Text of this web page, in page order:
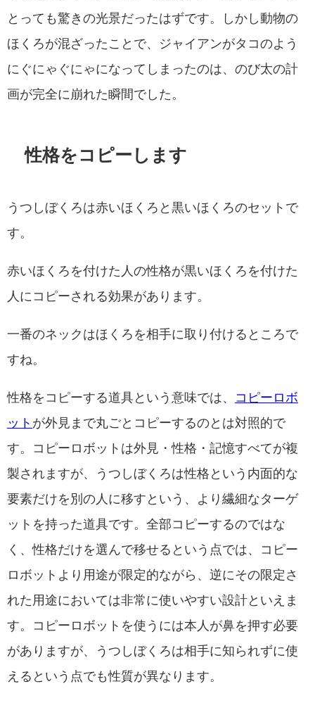
とっても驚きの光景だったはずです。しかし動物の
ほくろが混ざったことで、ジャイアンがタコのよう
にぐにゃぐにゃになってしまったのは、のび太の計
画が完全に崩れた瞬間でした。
性格をコピーします
うつしぼくろは赤いほくろと黒いほくろのセットで
す。
赤いほくろを付けた人の性格が黒いほくろを付けた
人にコピーされる効果があります。
一番のネックはほくろを相手に取り付けるところで
すね。
性格をコピーする道具という意味では、
コピーロボ
ット が外見まで丸ごとコピーするのとは対照的で
す。コピーロボットは外見・性格・記憶すべてが複
製されますが、うつしぼくろは性格という内面的な
要素だけを別の人に移すという、より繊細なターゲ
ットを持った道具です。全部コピーするのではな
く、性格だけを選んで移せるという点では、コピー
ロボットより用途が限定的ながら、逆にその限定さ
れた用途においては非常に使いやすい設計といえま
す。コピーロボットを使うには本人が鼻を押す必要
がありますが、うつしぼくろは相手に知られずに使
えるという点でも性質が異なります。